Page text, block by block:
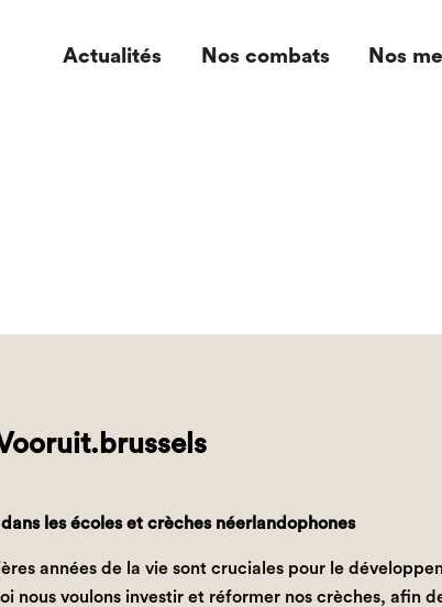
Actualités Nos combats Nos
dans les écoles et crèches néerlandophones
années de la vie sont cruciales pour le
nous voulons investir et réformer nos crèches, afin